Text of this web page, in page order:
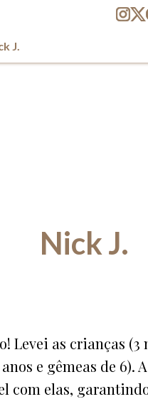
J.
Nick J.
Levei as crianças (3
e gêmeas de 6).
com elas,